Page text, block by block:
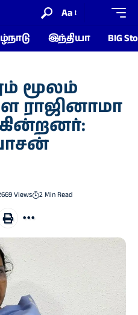
Aa
இந்தியா BIG
மூலம்
ராஜினாமா
69 Views 2 Min Read